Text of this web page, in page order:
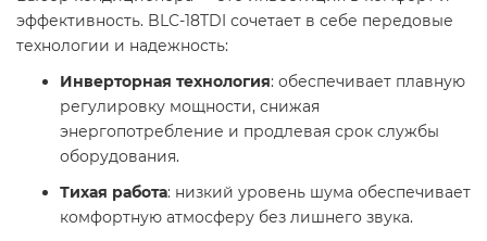
эффективность. BLC-18TDI сочетает в себе передовые
технологии и надежность:
Инверторная технология: обеспечивает плавную
регулировку мощности, снижая
энергопотребление и продлевая срок службы
оборудования.
Тихая работа: низкий уровень шума обеспечивает
комфортную атмосферу без лишнего звука.